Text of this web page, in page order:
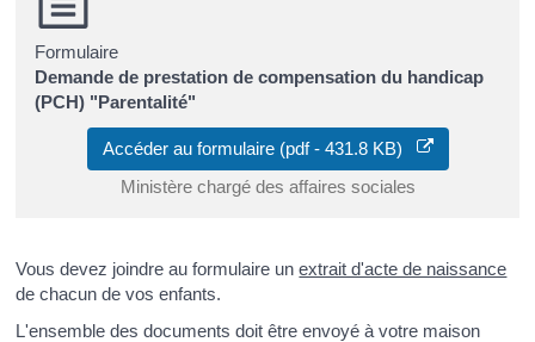
Formulaire
Demande de prestation de compensation du handicap
(PCH) "Parentalité"
Accéder au formulaire (pdf - 431.8 KB)
Ministère chargé des affaires sociales
Vous devez joindre au formulaire unextrait d'acte de naissance
de chacun de vos enfants.
L'ensemble des documents doit être envoyé à votre maison